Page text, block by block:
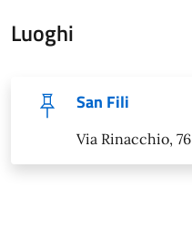
Luoghi
San Fili
Via Rinacchio, 76